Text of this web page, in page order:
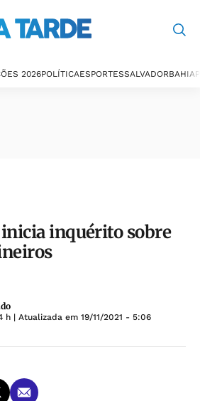
2026POLÍTICAESPORTESSALVADORBAHIA
inquérito sobre
h | Atualizada em 19/11/2021 - 5:06